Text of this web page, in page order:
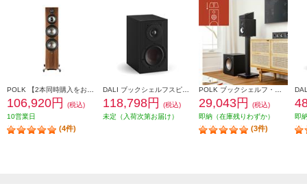
106,920円
(税込)
10営業日
(4件)
118,798円
(税込)
未定（入荷次第お届け）
29,043円
(税込)
即納（在庫残りわずか）
(3件)
即